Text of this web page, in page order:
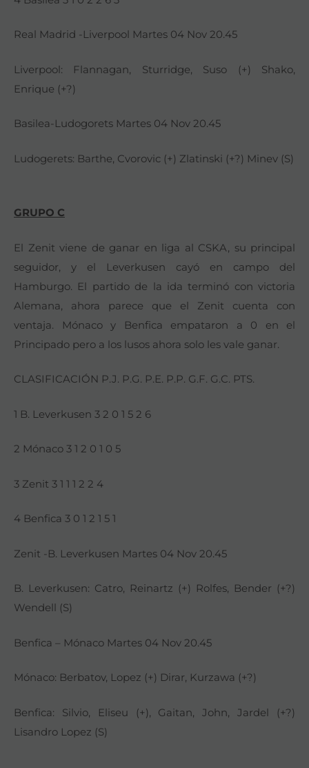
Real Madrid -Liverpool Martes 04 Nov 20.45
Liverpool: Flannagan, Sturridge, Suso (+) Shako,
Enrique (+?)
Basilea-Ludogorets Martes 04 Nov 20.45
Ludogerets: Barthe, Cvorovic (+) Zlatinski (+?) Minev (S)
GRUPO C
El Zenit viene de ganar en liga al CSKA, su principal
seguidor, y el Leverkusen cayó en campo del
Hamburgo. El partido de la ida terminó con victoria
Alemana, ahora parece que el Zenit cuenta con
ventaja. Mónaco y Benfica empataron a 0 en el
Principado pero a los lusos ahora solo les vale ganar.
CLASIFICACIÓN P.J. P.G. P.E. P.P. G.F. G.C. PTS.
1 B. Leverkusen 3 2 0 1 5 2 6
2 Mónaco 3 1 2 0 1 0 5
3 Zenit 3 1 1 1 2 2 4
4 Benfica 3 0 1 2 1 5 1
Zenit -B. Leverkusen Martes 04 Nov 20.45
B. Leverkusen: Catro, Reinartz (+) Rolfes, Bender (+?)
Wendell (S)
Benfica – Mónaco Martes 04 Nov 20.45
Mónaco: Berbatov, Lopez (+) Dirar, Kurzawa (+?)
Benfica: Silvio, Eliseu (+), Gaitan, John, Jardel (+?)
Lisandro Lopez (S)